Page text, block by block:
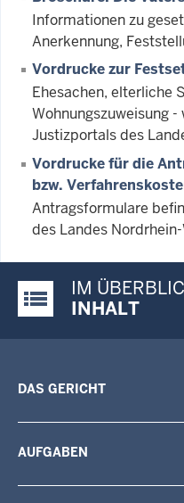
Informationen zu
Anerkennung,
Vordrucke zur
Ehesachen, elterliche
Wohnungszuweisung
Justizportals des
Vordrucke für die
bzw.
Antragsformulare
des Landes
Justiz-Portal im
IM
INHALT
DAS GERICHT
AUFGABEN